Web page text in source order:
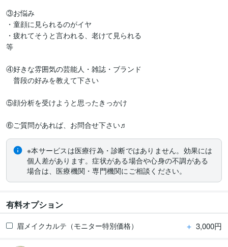
③お悩み
・童顔に見られるのがイヤ
・疲れてそうと言われる、老けて見られる
等
④好きな雰囲気の芸能人・雑誌・ブランド
普段の好みを教えて下さい
⑤顔分析を受けようと思ったきっかけ
⑥ご質問があれば、お問合せ下さい♬
※本サービスは医療行為・診断ではありません。効果には
個人差があります。症状がある場合や心身の不調がある
場合は、医療機関・専門機関にご相談ください。
有料オプション
眉メイクカルテ（モニター特別価格） ＋ 3,000円